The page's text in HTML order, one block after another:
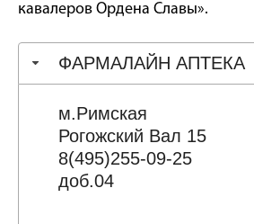
кавалеров Ордена Славы».
ФАРМАЛАЙН АПТЕКА
м.Римская
Рогожский Вал 15
8(495)255-09-25
доб.04